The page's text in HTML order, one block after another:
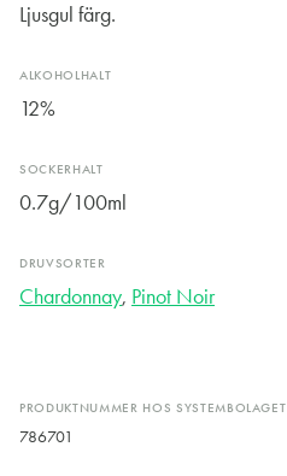
PRODUKTNUMMER HOS SYSTEMBOLAGET
786701
Ljusgul färg.
ALKOHOLHALT
12%
SOCKERHALT
0.7g/100ml
DRUVSORTER
Chardonnay, Pinot Noir